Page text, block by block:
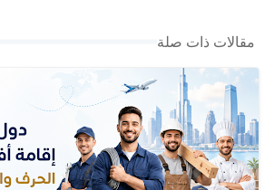
مقالات ذات صلة